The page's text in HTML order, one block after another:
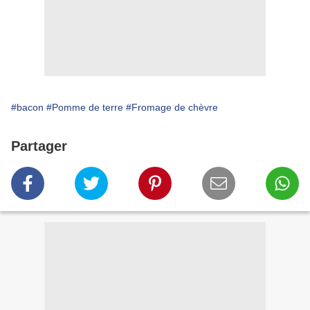
#bacon #Pomme de terre #Fromage de chèvre
Partager